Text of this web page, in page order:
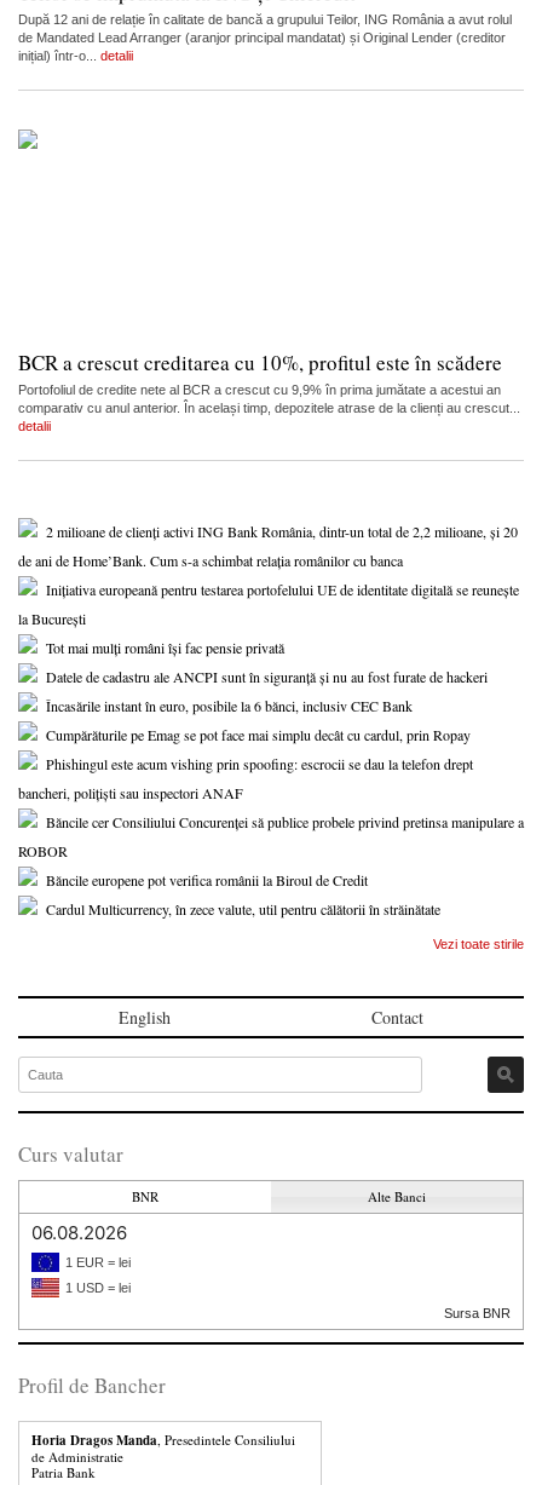
După 12 ani de relație în calitate de bancă a grupului Teilor, ING România a avut rolul
de Mandated Lead Arranger (aranjor principal mandatat) și Original Lender (creditor
inițial) într-o... detalii
BCR a crescut creditarea cu 10%, profitul este în scădere
Portofoliul de credite nete al BCR a crescut cu 9,9% în prima jumătate a acestui an
comparativ cu anul anterior. În același timp, depozitele atrase de la clienți au crescut...
detalii
2 milioane de clienți activi ING Bank România, dintr-un total de 2,2 milioane, și 20
de ani de Home’Bank. Cum s-a schimbat relația românilor cu banca
Inițiativa europeană pentru testarea portofelului UE de identitate digitală se reunește
la București
Tot mai mulți români își fac pensie privată
Datele de cadastru ale ANCPI sunt în siguranță și nu au fost furate de hackeri
Încasările instant în euro, posibile la 6 bănci, inclusiv CEC Bank
Cumpărăturile pe Emag se pot face mai simplu decât cu cardul, prin Ropay
Phishingul este acum vishing prin spoofing: escrocii se dau la telefon drept
bancheri, polițiști sau inspectori ANAF
Băncile cer Consiliului Concurenței să publice probele privind pretinsa manipulare a
ROBOR
Băncile europene pot verifica românii la Biroul de Credit
Cardul Multicurrency, în zece valute, util pentru călătorii în străinătate
Vezi toate stirile
English Contact
Curs valutar
BNR Alte Banci
06.08.2026
1 EUR = lei
1 USD = lei
Sursa BNR
Profil de Bancher
Horia Dragos Manda, Presedintele Consiliului
de Administratie
Patria Bank